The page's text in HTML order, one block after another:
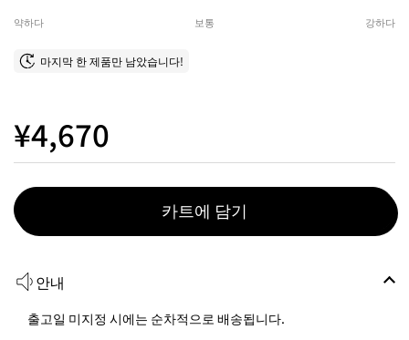
약하다 보통 강하다
마지막 한 제품만 남았습니다!
¥4,670
카트에 담기
안내
출고일 미지정 시에는 순차적으로 배송됩니다.